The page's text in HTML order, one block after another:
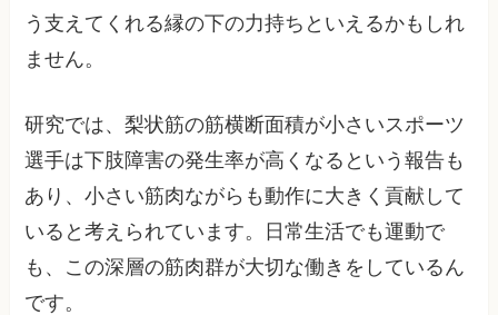
う支えてくれる縁の下の力持ちといえるかもしれ
ません。
研究では、梨状筋の筋横断面積が小さいスポーツ
選手は下肢障害の発生率が高くなるという報告も
あり、小さい筋肉ながらも動作に大きく貢献して
いると考えられています。日常生活でも運動で
も、この深層の筋肉群が大切な働きをしているん
です。